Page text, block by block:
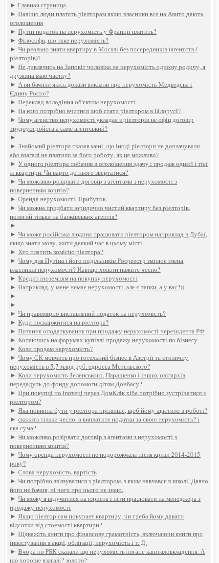
►Главная страница
►Навіщо люди платять ріелторам якщо власники все на Авито дають
оголошення
►Путін податок на нерухомість у Франції платить?
►Філософи, що таке нерухомість?
►Чи реально зняти квартиру в Москві без посередників (агентств /
ріелторів)?
►Не дивлячись на Заповіт чоловіка на нерухомість одному родичу, я
дружина маю частку?
►А ви бачили якісь докази виклали про нерухомість Медведєва і
Єдину Росію?
►Переклад володіння об'єктом нерухомості.
►На кого потрібно вчитися щоб стати ріелтором в Білорусі?
►Чому агенство нерухомості укладає з ріелторів не офіц договір
трудоустройста а саме агентський?
►
►Знайомий ріелтора сказав мені, що іноді ріелтори не доплачували
або взагалі не платили за його роботу, як це можливо?
►У одного ріелтора побачив в оголошення здачу і продаж однієї і тієї
ж квартири. Чи варто до нього звертатися?
►Чи можливо розірвати договір з агентами з нерухомості з
поверненням коштів?
►Оренда нерухомості. Прибуток.
►Чи можна придбати юридично чистий квартиру без ріелторів,
пологий тільки на банківських агентів?
►
►Чи може російська людина працювати ріелтором наприклад в Дубаї,
якщо знати мову, жити деякий час в цьому місті
►Хто платить комісію ріелтора?
►Чому для Путіна і його подільників Росреестр змінює імена
власників нерухомості? Навіщо ховати нажите чесно?
►Кредит іноземцям на покупку нерухомості
►Наприклад, у мене немає нерухомості, але є тапки, а у вас?))
►
►
►Чи правомірно виставлений податок на нерухомість?
►Куди поскаржитися на ріелтора?
►Питання оподаткування при продажу нерухомості нерезидента РФ
►Копаючись на форумах купівлі-продажу нерухомості по бізнесу
►Коли продам нерухомість?
►Чому СК мовчить про готельний бізнес в Австрії та столичну
нерухомість в 5,7 млрд руб. едросса Метельского?
►Коли нерухомість Зеленського, Парашенко і інших олігархів
передадуть до фонду допомоги дітям Донбасу?
►При покупці по іпотеці через ДомКлік хіба потрібно зустрічатися з
ріелтором?
►Яка повинна бути у ріелтора прізвище, щоб йому щастило в роботі?
►скажіть тільки чесно. а виплатите податки за свою нерухомість? і
яка сума?
►Чи можливо розірвати договір з агентами з нерухомості з
поверненням коштів?
►Чому оренда нерухомості не подорожчала після кризи 2014-2015
року?
►Слова нерухомість, вартість
►Чи потрібно зв'язуватися з ріелтором, з яким навчався в школі. Давно
його не бачив, ні чого про нього не знаю.
►Чи можу я відучитися на юриста і піти працювати на менеджера з
продажу нерухомості
►Якщо ріелтор сам покурает квартиру, чи треба йому давати
відсотки від стоемості квартири?
►Підкажіть книги про фінансову грамотність, включаючи книги про
інвестування в акції, облігації, нерухомість і т. Д.
►Вчора по РБК сказали що нерухомість погане капіталовкладення. А
що хороше взагалі? золото?